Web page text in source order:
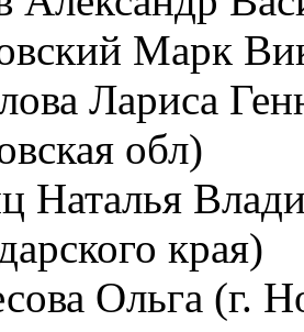
Марк
Лариса
обл)
Наталья
края)
Ольга (г.